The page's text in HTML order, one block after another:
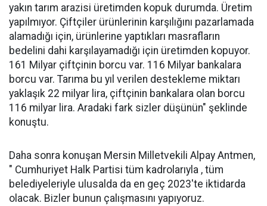
yakın tarım arazisi üretimden kopuk durumda. Üretim
yapılmıyor. Çiftçiler ürünlerinin karşılığını pazarlamada
alamadığı için, ürünlerine yaptıkları masrafların
bedelini dahi karşılayamadığı için üretimden kopuyor.
161 Milyar çiftçinin borcu var. 116 Milyar bankalara
borcu var. Tarıma bu yıl verilen destekleme miktarı
yaklaşık 22 milyar lira, çiftçinin bankalara olan borcu
116 milyar lira. Aradaki fark sizler düşünün" şeklinde
konuştu.
Daha sonra konuşan Mersin Milletvekili Alpay Antmen,
" Cumhuriyet Halk Partisi tüm kadrolarıyla , tüm
belediyeleriyle ulusalda da en geç 2023'te iktidarda
olacak. Bizler bunun çalışmasını yapıyoruz.